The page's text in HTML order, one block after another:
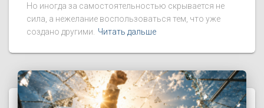
Но иногда за самостоятельностью скрывается не
сила, а нежелание воспользоваться тем, что уже
создано другими.
Читать дальше